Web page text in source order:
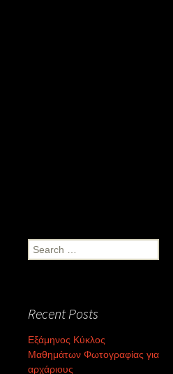
Search
for:
Recent Posts
Εξάμηνος Κύκλος
Μαθημάτων Φωτογραφίας για
αρχάριους